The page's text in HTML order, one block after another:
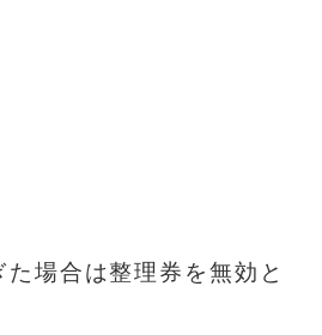
場合は整理券を無効と